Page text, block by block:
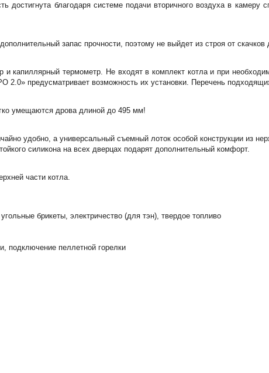
благодаря системе подачи вторичного воздуха в камеру
запас прочности, поэтому не выйдет из строя от
и капиллярный термометр. Не входят в комплект котла и при
2.0» предусматривает возможность их установки. Перечень
умещаются дрова длиной до 495 мм!
удобно, а универсальный съемный лоток особой конструкции из
силикона на всех дверцах подарят дополнительный комфорт.
части котла.
брикеты, электричество (для тэн), твердое топливо
подключение пеллетной горелки